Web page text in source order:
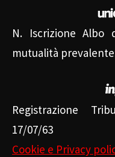
N. Iscrizione Albo
mutualità
Registrazione
17/07/63
Cookie e Privacy